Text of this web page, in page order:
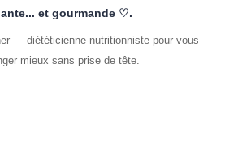
et gourmande ♡.
— diététicienne-nutritionniste pour vous
mieux sans prise de tête.